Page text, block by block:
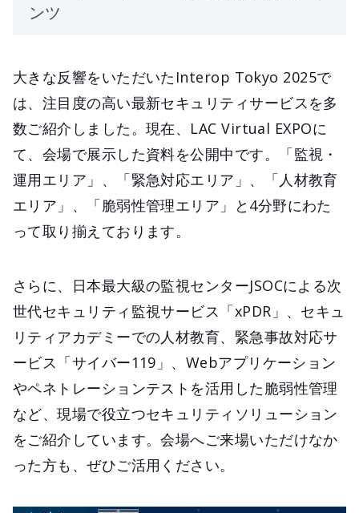
ンツ
大きな反響をいただいたInterop Tokyo 2025で
は、注目度の高い最新セキュリティサービスを多
数ご紹介しました。現在、LAC Virtual EXPOに
て、会場で展示した資料を公開中です。「監視・
運用エリア」、「緊急対応エリア」、「人材教育
エリア」、「脆弱性管理エリア」と4分野にわた
って取り揃えております。
さらに、日本最大級の監視センターJSOCによる次
世代セキュリティ監視サービス「xPDR」、セキュ
リティアカデミーでの人材教育、緊急事故対応サ
ービス「サイバー119」、Webアプリケーション
やペネトレーションテストを活用した脆弱性管理
など、現場で役立つセキュリティソリューション
をご紹介しています。会場へご来場いただけなか
った方も、ぜひご活用ください。